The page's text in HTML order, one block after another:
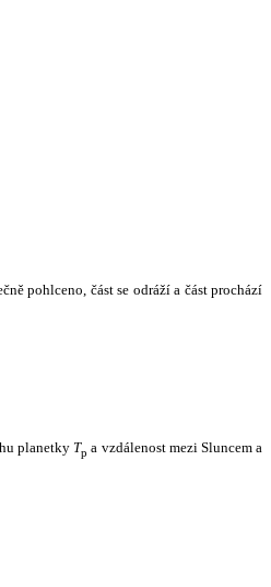
pohlceno, část se odráží a část prochází
planetky Tp a vzdálenost mezi Sluncem a